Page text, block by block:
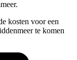
kosten voor een
te komen